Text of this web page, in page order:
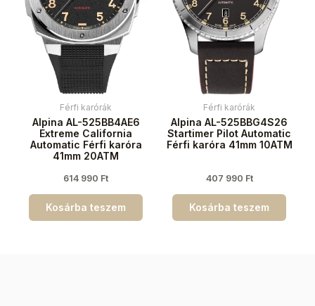
Férfi karórák
Alpina AL-525BB4AE6
Extreme California
Automatic Férfi karóra
41mm 20ATM
614 990 Ft
Kosárba teszem
Férfi karórák
Alpina AL-525BBG4S26
Startimer Pilot Automatic
Férfi karóra 41mm 10ATM
407 990 Ft
Kosárba teszem